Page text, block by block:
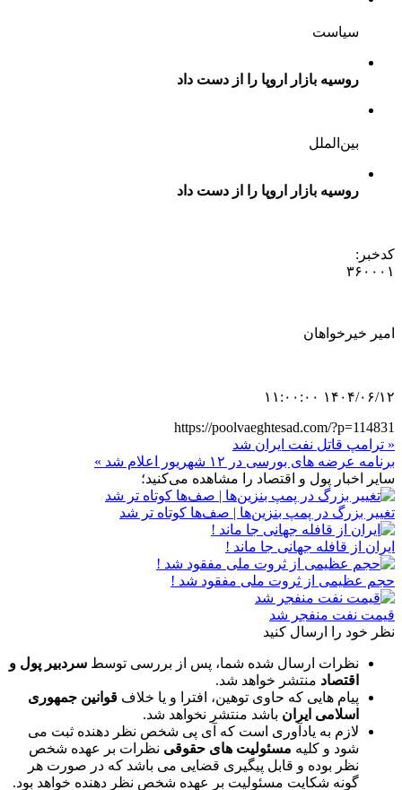
سیاست
روسیه بازار اروپا را از دست داد
بین‌الملل
روسیه بازار اروپا را از دست داد
کدخبر:
۳۶۰۰۰۱
امیر خیرخواهان
۱۴۰۴/۰۶/۱۲ ۱۱:۰۰:۰۰
https://poolvaeghtesad.com/?p=114831
« ترامپ قاتل نفت ایران شد
برنامه عرضه‌ های بورسی در ۱۲ شهریور اعلام شد »
سایر اخبار پول و اقتصاد را مشاهده می‌کنید؛
تغییر بزرگ در پمپ بنزین‌ها | صف‌ها کوتاه تر شد
ایران از قافله جهانی جا ماند !
حجم عظیمی از ثروت ملی مفقود شد !
قیمت نفت منفجر شد
نظر خود را ارسال کنید
نظرات ارسال شده شما، پس از بررسی توسط سردبیر پول و
اقتصاد منتشر خواهد شد.
پیام هایی که حاوی توهین، افترا و یا خلاف قوانین جمهوری
اسلامی ایران باشد منتشر نخواهد شد.
لازم به یادآوری است که آی پی شخص نظر دهنده ثبت می
شود و کلیه مسئولیت های حقوقی نظرات بر عهده شخص
نظر بوده و قابل پیگیری قضایی می باشد که در صورت هر
گونه شکایت مسئولیت بر عهده شخص نظر دهنده خواهد بود.